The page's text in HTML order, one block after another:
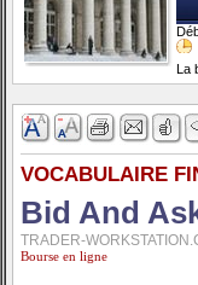
La
VOCABULAIRE
Bid And
TRADER-
Bourse en ligne